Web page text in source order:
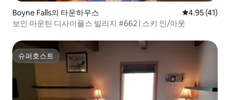
Boyne Falls의 타운하우스 평점 4.95점
4.95 (41)
보인 마운틴 디사이플스 빌리지 #662 | 스키 인/아웃
슈퍼호스트
슈퍼호스트